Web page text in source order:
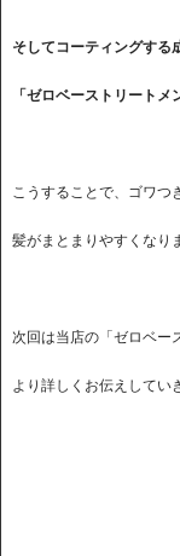
そしてコーティングする
「ゼロベーストリート
こうすることで、ゴワつ
髪がまとまりやすくなり
次回は当店の「ゼロベー
より詳しくお伝えしてい